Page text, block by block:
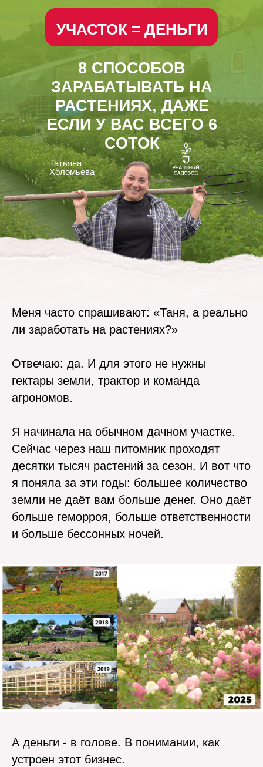
УЧАСТОК = ДЕНЬГИ
8 СПОСОБОВ
ЗАРАБАТЫВАТЬ НА
РАСТЕНИЯХ, ДАЖЕ
ЕСЛИ У ВАС ВСЕГО 6
СОТОК
Татьяна
Холомьева
Меня часто спрашивают: «Таня, а реально
ли заработать на растениях?»
Отвечаю: да. И для этого не нужны
гектары земли, трактор и команда
агрономов.
Я начинала на обычном дачном участке.
Сейчас через наш питомник проходят
десятки тысяч растений за сезон. И вот что
я поняла за эти годы: большее количество
земли не даёт вам больше денег. Оно даёт
больше геморроя, больше ответственности
и больше бессонных ночей.
А деньги - в голове. В понимании, как
устроен этот бизнес.